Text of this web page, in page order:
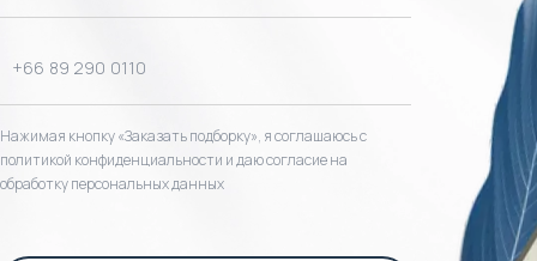
Нажимая кнопку «Заказать подборку», я соглашаюсь с
политикой конфиденциальности и даю согласие на
обработку персональных данных